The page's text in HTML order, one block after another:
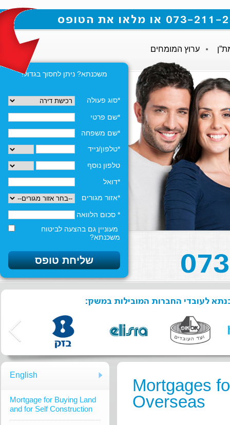
ערוץ המומחים
משכנתא? ניתן לחסוך בגדול!
*סוג פעולה
*שם פרטי
*שם משפחה
*טלפון/נייד
טלפון נוסף
*דואל
*אזור מגורים
* סכום הלוואה
מעוניין גם בהצעה לביטוח
משכנתא?
לעובדי החברות המובילות במשק:
English
Mortgage for Buying Land
and for Self Construction
Mortgages
Overseas